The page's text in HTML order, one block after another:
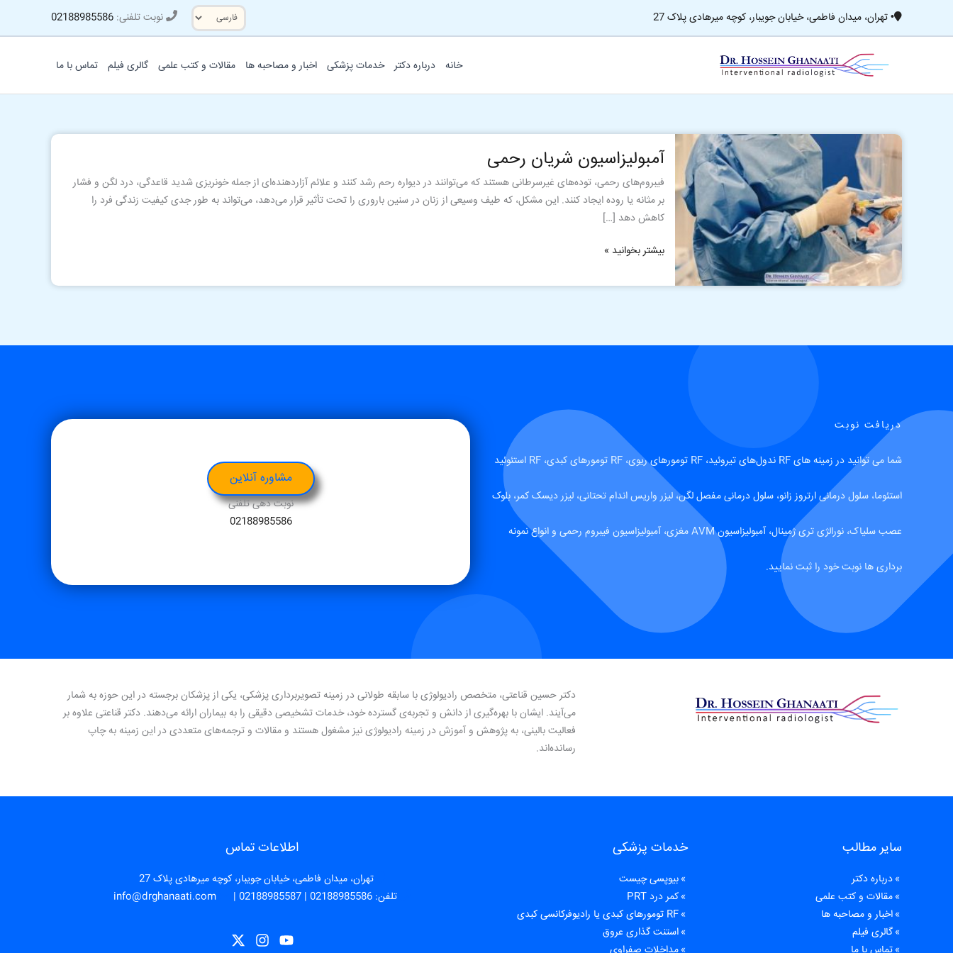
• تهران، میدان فاطمی، خیابان جویبار، کوچه میرهادی پلاک 27
یک
زبان
کنید
نوبت تلفنی: 02188985586
خانه درباره دکتر خدمات پزشکی اخبار و مصاحبه ها مقالات و کتب علمی گالری فیلم تماس با ما
آمبولیزاسیون شریان رحمی
فیبروم‌های رحمی، توده‌های غیرسرطانی هستند که می‌توانند در دیواره رحم رشد کنند و علائم آزاردهنده‌ای از جمله خونریزی شدید قاعدگی، درد لگن و فشار
بر مثانه یا روده ایجاد کنند. این مشکل، که طیف وسیعی از زنان در سنین باروری را تحت تأثیر قرار می‌دهد، می‌تواند به طور جدی کیفیت زندگی فرد را
کاهش دهد […]
شریان
رحمی
بیشتر بخوانید »
دریافت نوبت
شما می توانید در زمینه های RF ندول‌های تیروئید، RF تومورهای ریوی، RF تومورهای کبدی، RF استئوئید
استئوما، سلول درمانی ارتروز زانو، سلول درمانی مفصل لگن، لیزر واریس اندام تحتانی، لیزر دیسک کمر، بلوک
عصب سلیاک، نورالژی تری ژمینال، آمبولیزاسیون AVM مغزی، آمبولیزاسیون فیبروم رحمی و انواع نمونه
برداری ها نوبت خود را ثبت نمایید.
مشاوره آنلاین
نوبت دهی تلفنی
02188985586
دکتر حسین قناعتی، متخصص رادیولوژی با سابقه طولانی در زمینه تصویربرداری پزشکی، یکی از پزشکان برجسته در این حوزه به شمار
می‌آیند. ایشان با بهره‌گیری از دانش و تجربه‌ی گسترده خود، خدمات تشخیصی دقیقی را به بیماران ارائه می‌دهند. دکتر قناعتی علاوه بر
فعالیت بالینی، به پژوهش و آموزش در زمینه رادیولوژی نیز مشغول هستند و مقالات و ترجمه‌های متعددی در این زمینه به چاپ
رسانده‌اند.
سایر مطالب
درباره دکتر
مقالات و کتب علمی
اخبار و مصاحبه ها
گالری فیلم
تماس با ما
خدمات پزشکی
بیوپسی چیست
کمر درد PRT
RF تومورهای کبدی یا رادیوفرکانسی کبدی
استنت گذاری عروق
مداخلات صفراوی
اطلاعات تماس
تهران، میدان فاطمی، خیابان جویبار، کوچه میرهادی پلاک 27
تلفن:02188985586
|
02188985587
|
info@drghanaati.com